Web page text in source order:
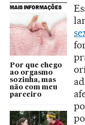
MAIS INFORMAÇÕES
Por que chego
ao orgasmo
sozinha, mas
não com meu
parceiro